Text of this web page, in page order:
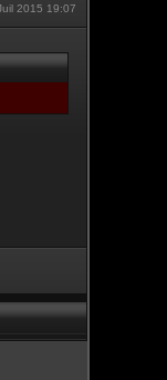
2015 19:07